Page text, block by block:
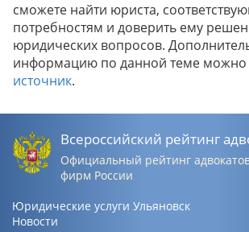
сможете найти юриста,
потребностям и доверить ему
юридических вопросов.
информацию по данной теме можно
источник.
Всероссийский рейтинг
Официальный рейтинг
фирм России
Юридические услуги Ульяновск
Новости